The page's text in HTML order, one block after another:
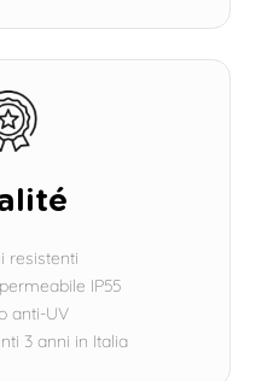
resistenti
IP55
anti-UV
3 anni in Italia